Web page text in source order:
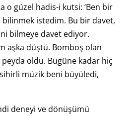
o güzel hadis-i kutsi: ‘Ben bir
istedim. Bu bir davet,
bilmeye davet ediyor.
aşka düştü. Bomboş olan
oldu. Bugüne kadar hiç
müzik beni büyüledi,
deneyi ve dönüşümü